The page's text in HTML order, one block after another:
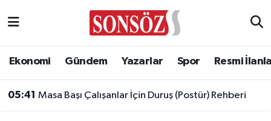
Ekonomi Gündem Yazarlar Spor Resmi
05:41 Masa Başı Çalışanlar İçin Duruş (Postür) Rehberi
Asayiş
Ankara Nöbetçi Eczaneler